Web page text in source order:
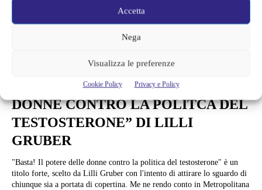
Accetta
Nega
Visualizza le preferenze
Cookie Policy Privacy e Policy
“BASTA! IL POTERE DELLE
DONNE CONTRO LA POLITCA DEL
TESTOSTERONE” DI LILLI
GRUBER
"Basta! Il potere delle donne contro la politica del testosterone" è un
titolo forte, scelto da Lilli Gruber con l'intento di attirare lo sguardo di
chiunque sia a portata di copertina. Me ne rendo conto in Metropolitana